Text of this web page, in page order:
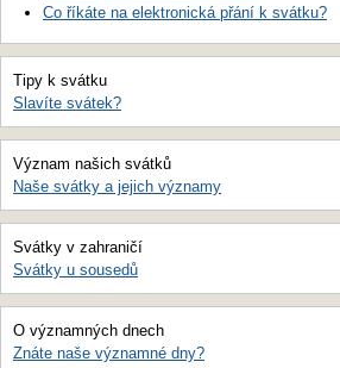
Co říkáte na elektronická přání k svátku?
Tipy k svátku
Slavíte svátek?
Význam našich svátků
Naše svátky a jejich významy
Svátky v zahraničí
Svátky u sousedů
O významných dnech
Znáte naše významné dny?